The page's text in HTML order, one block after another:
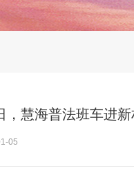
，慧海普法班车进
05